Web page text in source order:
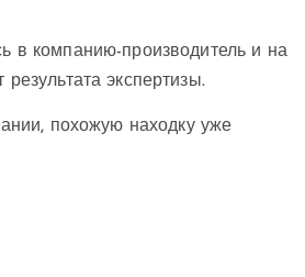
в компанию-производитель и на
экспертизы.
похожую находку уже